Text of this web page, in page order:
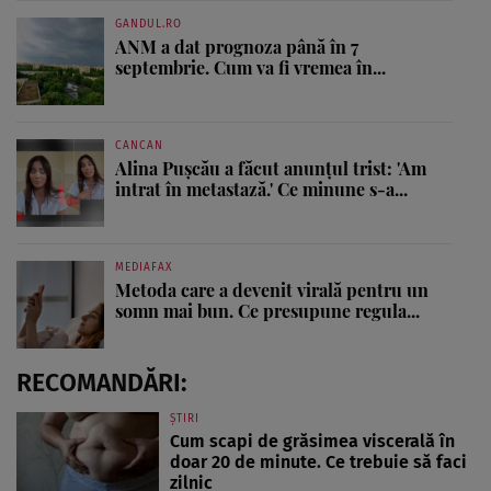
GANDUL.RO
ANM a dat prognoza până în 7
septembrie. Cum va fi vremea în...
CANCAN
Alina Pușcău a făcut anunțul trist: 'Am
intrat în metastază.' Ce minune s-a...
MEDIAFAX
Metoda care a devenit virală pentru un
somn mai bun. Ce presupune regula...
RECOMANDĂRI:
ȘTIRI
Cum scapi de grăsimea viscerală în
doar 20 de minute. Ce trebuie să faci
zilnic